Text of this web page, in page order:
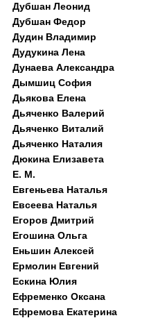
Дубшан Леонид
Дубшан Федор
Дудин Владимир
Дудукина Лена
Дунаева Александра
Дымшиц София
Дьякова Елена
Дьяченко Валерий
Дьяченко Виталий
Дьяченко Наталия
Дюкина Елизавета
Е. М.
Евгеньева Наталья
Евсеева Наталья
Егоров Дмитрий
Егошина Ольга
Еньшин Алексей
Ермолин Евгений
Ескина Юлия
Ефременко Оксана
Ефремова Екатерина